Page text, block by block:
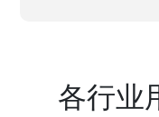
各行业